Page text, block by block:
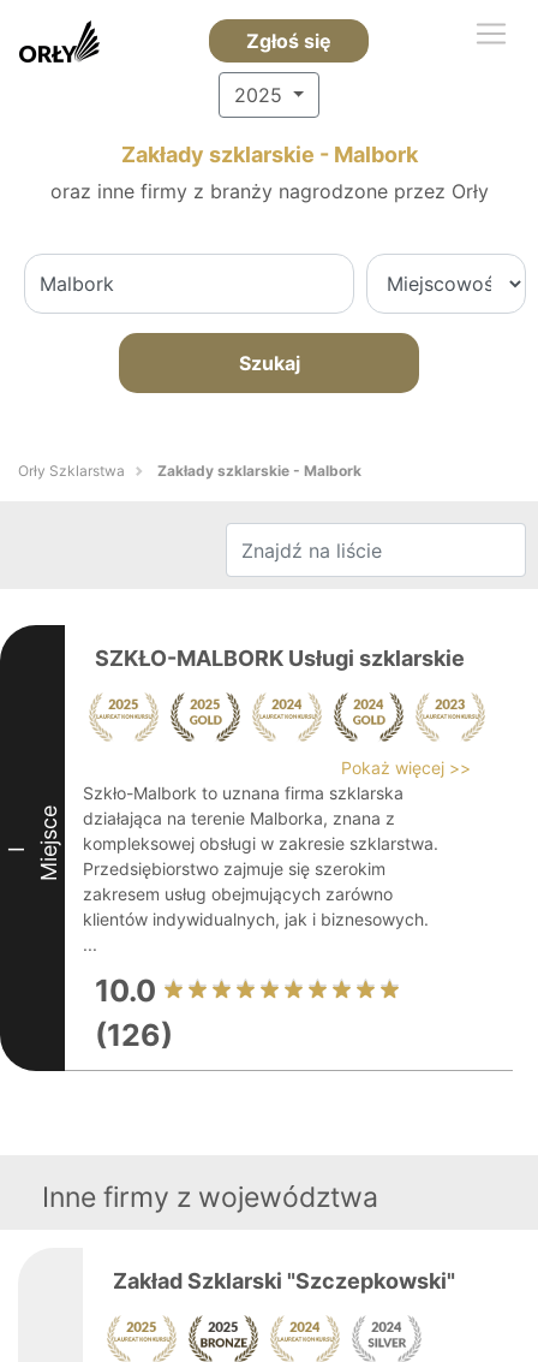
Zgłoś się
2025
Zakłady szklarskie - Malbork
oraz inne firmy z branży nagrodzone przez Orły
Szukaj
Orły Szklarstwa Zakłady szklarskie - Malbork
I Miejsce
SZKŁO-MALBORK Usługi szklarskie
Pokaż więcej >>
Szkło-Malbork to uznana firma szklarska
działająca na terenie Malborka, znana z
kompleksowej obsługi w zakresie szklarstwa.
Przedsiębiorstwo zajmuje się szerokim
zakresem usług obejmujących zarówno
klientów indywidualnych, jak i biznesowych.
...
10.0
(126)
Inne firmy z województwa
Zakład Szklarski "Szczepkowski"